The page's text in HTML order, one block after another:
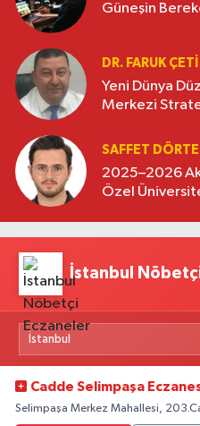
Güneşin
DR. FARUK
Yeni Dünya
Merkezi
SAFFET
2025–2026
Özel
İstanbul
Cadde Selimpaşa
Selimpaşa Merkez Mahallesi,